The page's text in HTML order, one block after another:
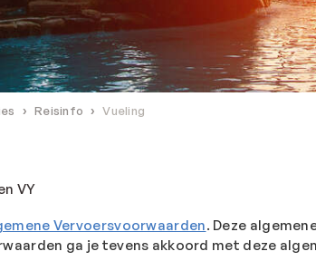
Reisinfo Vueling
VY
Vervoersvoorwaarden. Deze
ga je tevens akkoord met deze